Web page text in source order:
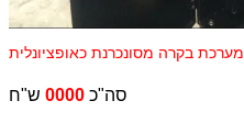
מערכת בקרה מסונכרנת כאופציונלית
סה"כ 0000